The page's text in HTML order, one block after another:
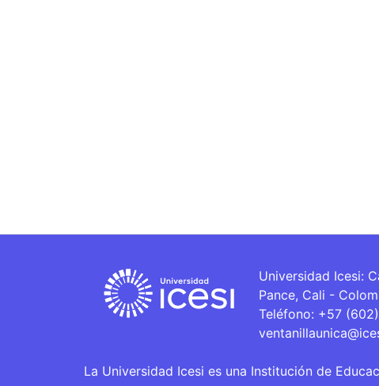
Universidad Icesi:
Pance, Cali -
Teléfono: +57
La Universidad Icesi es una Institución de